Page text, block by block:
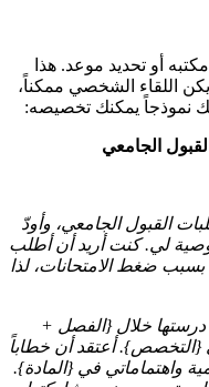
أو تحديد موعد. هذا
اللقاء الشخصي ممكناً،
نموذجاً يمكنك تخصيصه:
الجامعي
القبول الجامعي، وأودّ
لي. كنت أريد أن أطلب
ضغط الامتحانات، لذا
درستها خلال {الفصل +
{التخصص}. أعتقد أن خطاباً
واهتماماتي في {المادة}.